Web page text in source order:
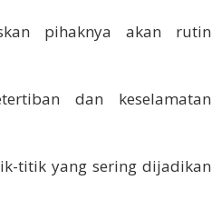
pihaknya akan rutin
dan keselamatan
titik yang sering dijadikan